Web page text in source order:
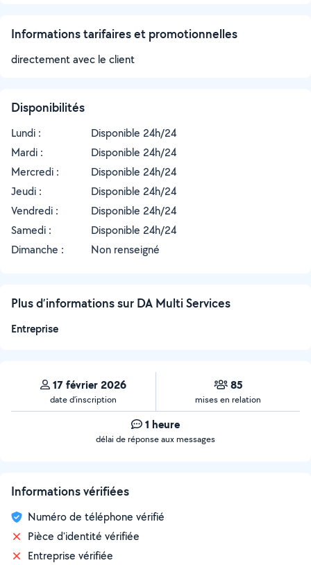
Informations tarifaires et promotionnelles
directement avec le client
Disponibilités
Lundi :
Disponible 24h/24
Mardi :
Disponible 24h/24
Mercredi :
Disponible 24h/24
Jeudi :
Disponible 24h/24
Vendredi :
Disponible 24h/24
Samedi :
Disponible 24h/24
Dimanche :
Non renseigné
Plus d’informations sur DA Multi Services
Entreprise
17 février 2026
date d’inscription
85
mises en relation
1 heure
délai de réponse aux messages
Informations vérifiées
Numéro de téléphone vérifié
Pièce d'identité vérifiée
Entreprise vérifiée